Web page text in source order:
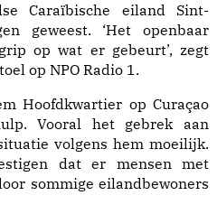
Caraïbische eiland Sint-
geweest. ‘Het openbaar
op wat er gebeurt’, zegt
op NPO Radio 1.
Hoofdkwartier op Curaçao
Vooral het gebrek aan
volgens hem moeilijk.
dat er mensen met
sommige eilandbewoners